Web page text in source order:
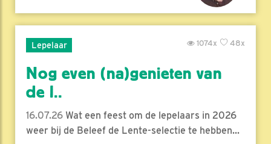
Lepelaar 48x
1074x
Nog even (na)genieten van
de l..
16.07.26 Wat een feest om de lepelaars in 2026
weer bij de Beleef de Lente-selectie te hebben...